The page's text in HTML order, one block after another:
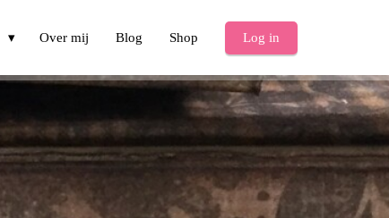
Over mij Blog Shop Log in